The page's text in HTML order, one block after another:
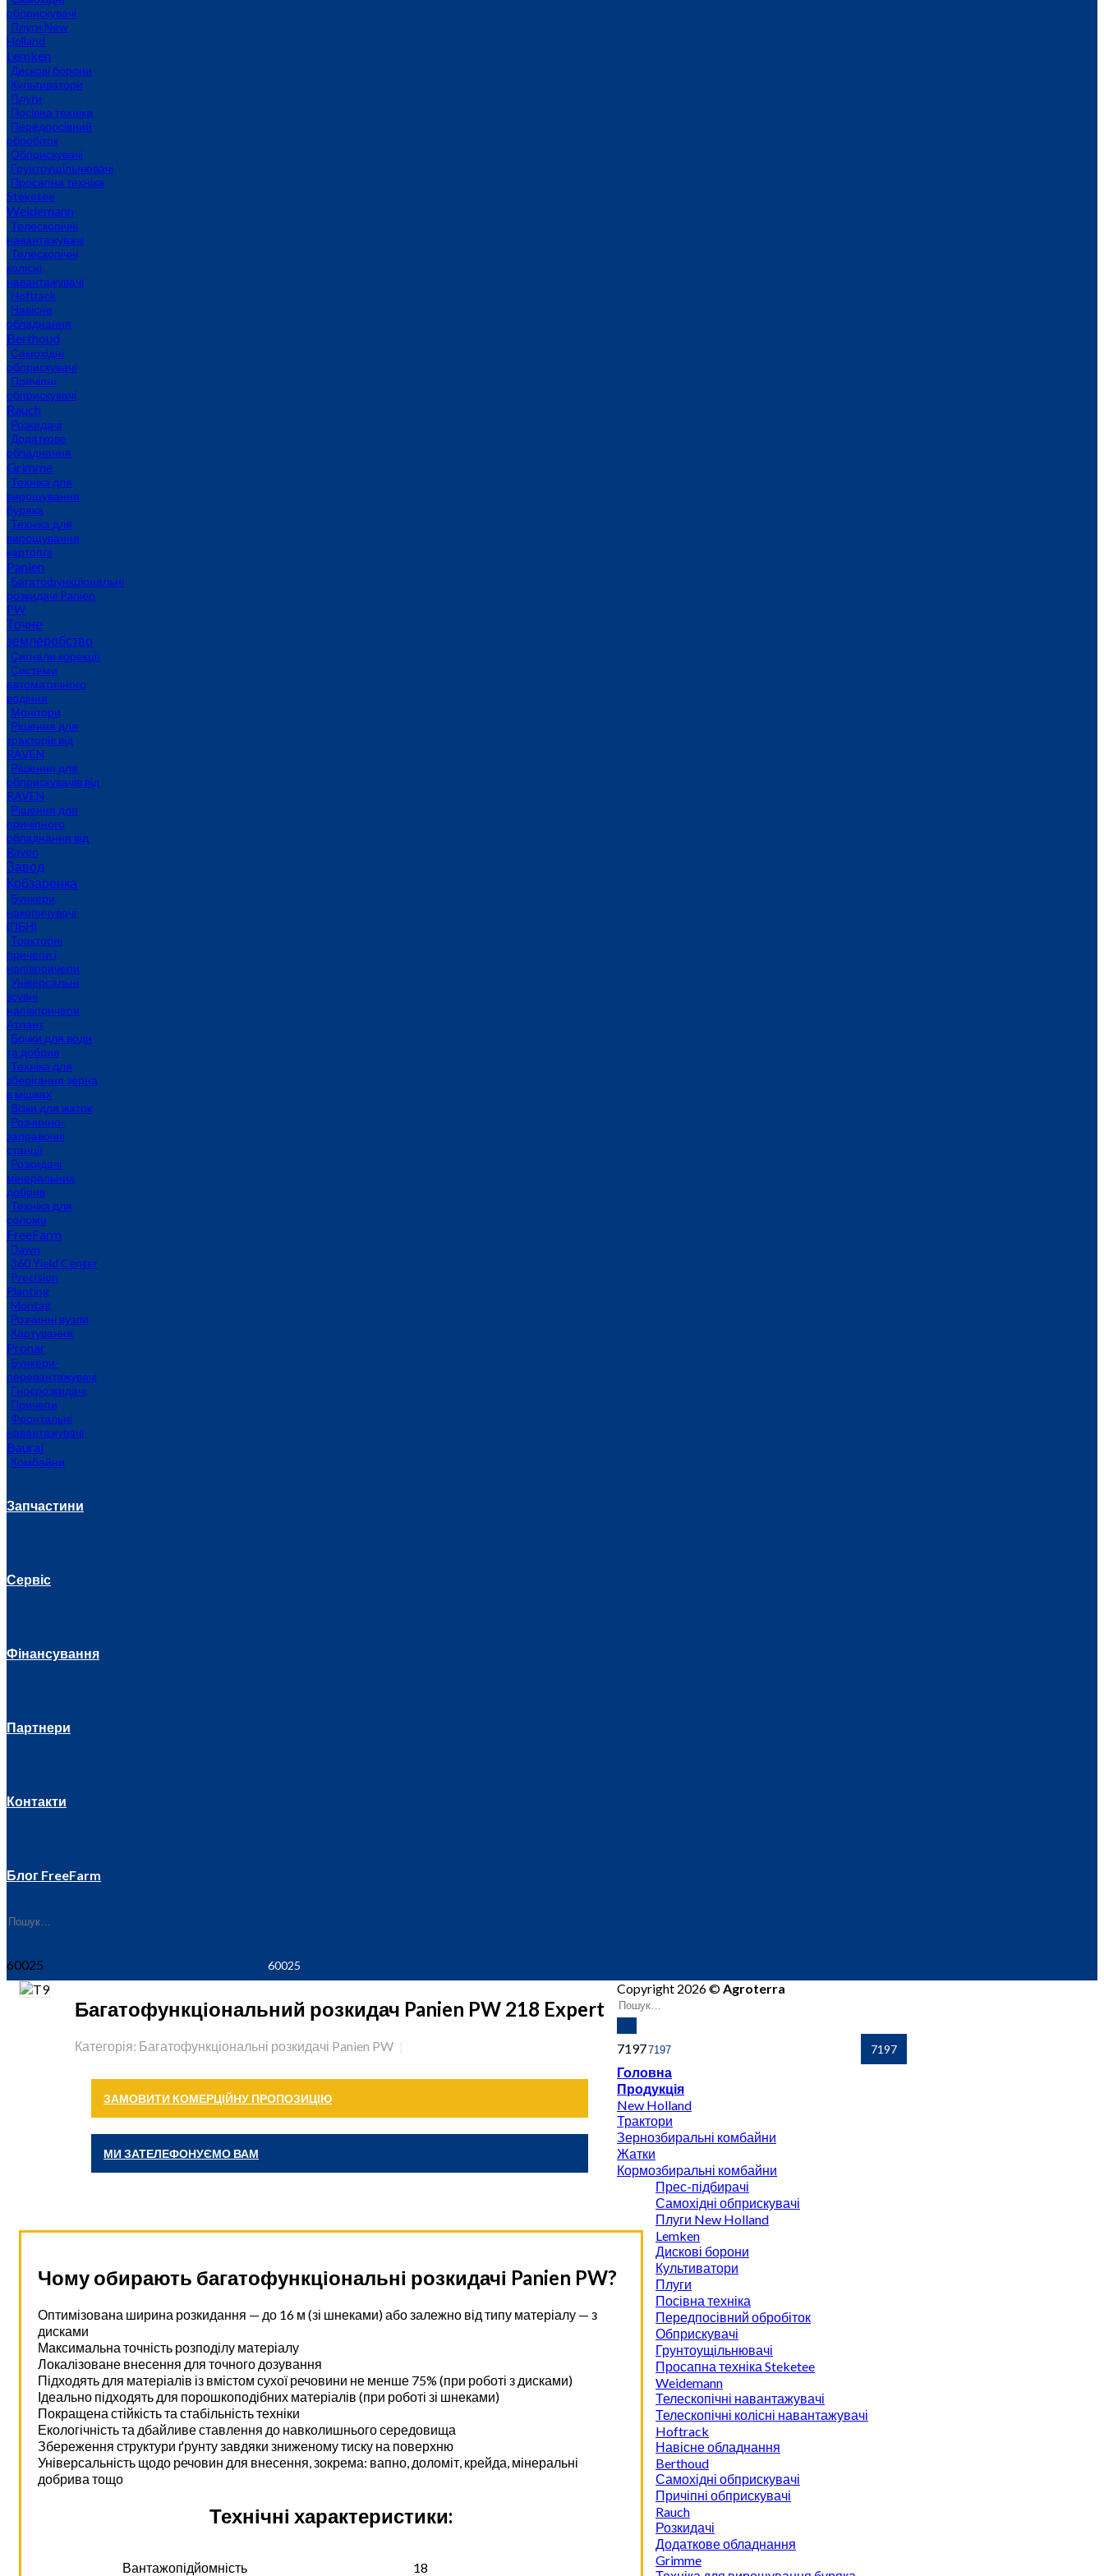
обприскувачі
Плуги New
Holland
Lemken
Дискові борони
Культиватори
Плуги
Посівна техніка
Передпосівний
обробіток
Обприскувачі
Грунтоущільнювачі
Просапна техніка
Steketee
Weidemann
Телескопічні
навантажувачі
Телескопічні
колісні
навантажувачі
Hoftrack
Навісне
обладнання
Berthoud
Самохідні
обприскувачі
Причіпні
обприскувачі
Rauch
Розкидачі
Додаткове
обладнання
Grimme
Техніка для
вирощування
буряка
Техніка для
вирощування
картоплі
Panien
Багатофункціональні
розкидачі Panien
PW
Точне
землеробство
Сигнали корекції
Системи
автоматичного
водіння
Монітори
Рішення для
тракторів від
RAVEN
Рішення для
обприскувачів від
RAVEN
Рішення для
причіпного
обладнання від
Raven
Завод
Кобзаренка
Бункери
накопичувачі
(ПБН)
Тракторні
причепи i
напiвпричепи
Універсальні
зсувні
напівпричепи
Атлант
Бочки для води
та добрив
Техніка для
зберігання зерна
в мішках
Візки для жаток
Розчинно-
заправочні
станції
Розкидачі
мінеральних
добрив
Техніка для
соломи
FreeFarm
Dawn
360 Yield Center
Precision
Planting
Montag
Розчинні вузли
Картування
Pronar
Бункери-
перевантажувачі
Гноєрозкидачі
Причепи
Фронтальні
навантажувачі
Baural
Комбайни
Запчастини
Сервіс
Фінансування
Партнери
Контакти
Блог FreeFarm
60025
Багатофункціональний розкидач Panien PW 218 Expert
Категорія: Багатофункціональні розкидачі Panien PW
ЗАМОВИТИ КОМЕРЦІЙНУ ПРОПОЗИЦІЮ
МИ ЗАТЕЛЕФОНУЄМО ВАМ
Чому обирають багатофункціональні розкидачі Panien PW?
Оптимізована ширина розкидання — до 16 м (зі шнеками) або залежно від типу матеріалу — з
дисками
Максимальна точність розподілу матеріалу
Локалізоване внесення для точного дозування
Підходять для матеріалів із вмістом сухої речовини не менше 75% (при роботі з дисками)
Ідеально підходять для порошкоподібних матеріалів (при роботі зі шнеками)
Покращена стійкість та стабільність техніки
Екологічність та дбайливе ставлення до навколишнього середовища
Збереження структури ґрунту завдяки зниженому тиску на поверхню
Універсальність щодо речовин для внесення, зокрема: вапно, доломіт, крейда, мінеральні
добрива тощо
Технічні характеристики:
Вантажопідйомність 18
Copyright 2026 ©Agroterra
7197
Головна
Продукція
New Holland
Трактори
Зернозбиральні комбайни
Жатки
Кормозбиральні комбайни
Прес-підбирачі
Самохідні обприскувачі
Плуги New Holland
Lemken
Дискові борони
Культиватори
Плуги
Посівна техніка
Передпосівний обробіток
Обприскувачі
Грунтоущільнювачі
Просапна техніка Steketee
Weidemann
Телескопічні навантажувачі
Телескопічні колісні навантажувачі
Hoftrack
Навісне обладнання
Berthoud
Самохідні обприскувачі
Причіпні обприскувачі
Rauch
Розкидачі
Додаткове обладнання
Grimme